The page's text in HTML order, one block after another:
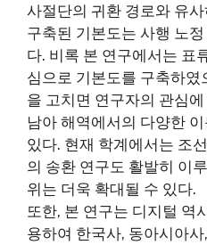
사절단의 귀환 경로와 유
구축된 기본도는 사행 노
다. 비록 본 연구에서는 표
심으로 기본도를 구축하였
을 고치면 연구자의 관심
남아 해역에서의 다양한
있다. 현재 학계에서는 조
의 송환 연구도 활발히 이
위는 더욱 확대될 수 있다.
또한, 본 연구는 디지털 역
용하여 한국사, 동아시아